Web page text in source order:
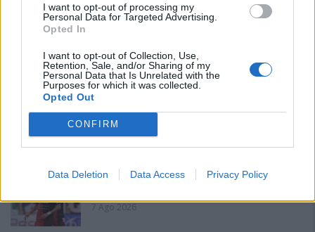
I want to opt-out of processing my
Personal Data for Targeted Advertising.
Opted In
I want to opt-out of Collection, Use,
Retention, Sale, and/or Sharing of my
Personal Data that Is Unrelated with the
Purposes for which it was collected.
Opted Out
CONFIRM
Data Deletion Data Access Privacy Policy
Carlucci, Bevilacqua, Solinas, Souare e Galic
7 Ago 2026
Il Monastir riparte dai pilastri Masia, Pinna e
Aloia, il primo acquisto è Loru
7 Ago 2026
Gran colpo dell'Ossese, per la difesa c'è l'ex
7 Ago 2026